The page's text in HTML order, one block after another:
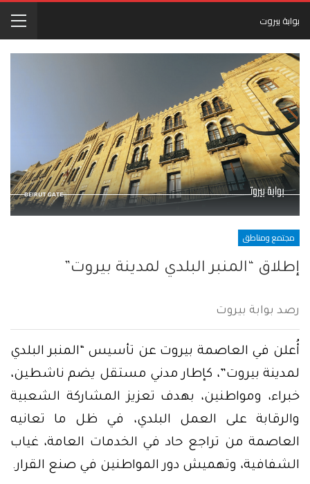
بوابة بيروت
مجتمع ومناطق
إطلاق “المنبر البلدي لمدينة بيروت”
رصد بوابة بيروت
أُعلن في العاصمة بيروت عن تأسيس “المنبر البلدي
لمدينة بيروت”، كإطار مدني مستقل يضم ناشطين،
خبراء، ومواطنين، بهدف تعزيز المشاركة الشعبية
والرقابة على العمل البلدي، في ظل ما تعانيه
العاصمة من تراجع حاد في الخدمات العامة، غياب
الشفافية، وتهميش دور المواطنين في صنع القرار.